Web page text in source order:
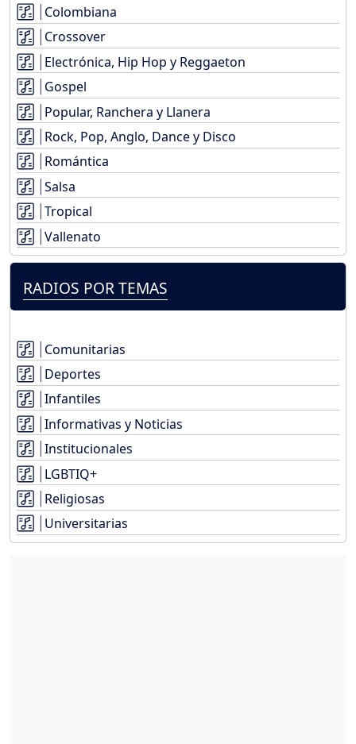
Colombiana
Crossover
Electrónica, Hip Hop y Reggaeton
Gospel
Popular, Ranchera y Llanera
Rock, Pop, Anglo, Dance y Disco
Romántica
Salsa
Tropical
Vallenato
RADIOS POR TEMAS
Comunitarias
Deportes
Infantiles
Informativas y Noticias
Institucionales
LGBTIQ+
Religiosas
Universitarias